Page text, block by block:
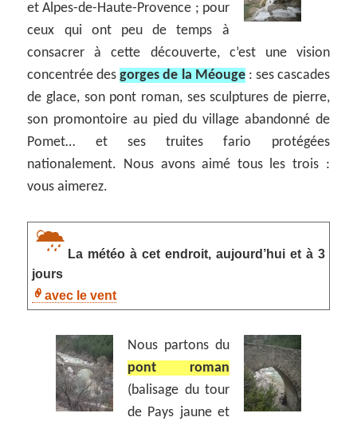
et Alpes-de-Haute-Provence ; pour
ceux qui ont peu de temps à
consacrer à cette découverte, c’est une vision
concentrée desgorges de la Méouge: ses cascades
de glace, son pont roman, ses sculptures de pierre,
son promontoire au pied du village abandonné de
Pomet… et ses truites fario protégées
nationalement. Nous avons aimé tous les trois :
vous aimerez.
La météo à cet endroit, aujourd’hui et à 3
jours
avec le vent
Nous partons du
pont roman
(balisage du tour
de Pays jaune et